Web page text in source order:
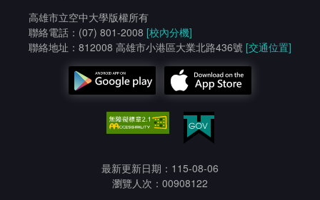
高雄市立空中大學版權所有
聯絡電話：(07) 801-2008 [校內分機]
聯絡地址：812008 高雄市小港區大業北路436號 [交通位置]
最新更新日期：115-08-06
瀏覽人次：00908122